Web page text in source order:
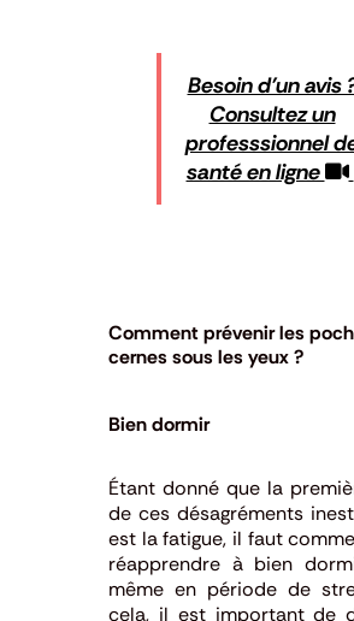
Besoin d’un avis
Consultez un
professsionnel
santé en ligne
Comment prévenir les
cernes sous les yeux ?
Bien dormir
Étant donné que la
de ces désagréments
est la fatigue, il faut
réapprendre à bien
même en période de
cela, il est important de